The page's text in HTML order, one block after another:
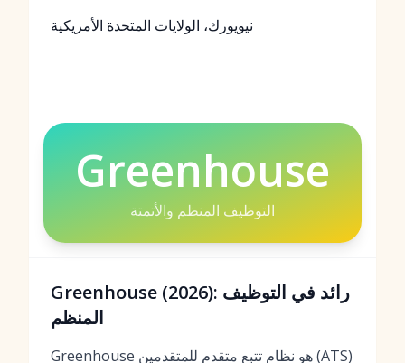
نيويورك، الولايات المتحدة الأمريكية
Greenhouse
التوظيف المنظم والأتمتة
Greenhouse (2026): رائد في التوظيف
المنظم
Greenhouse هو نظام تتبع متقدم للمتقدمين (ATS)